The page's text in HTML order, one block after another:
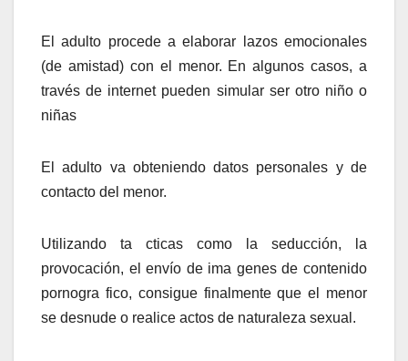
El adulto procede a elaborar lazos emocionales
(de amistad) con el menor. En algunos casos, a
través de internet pueden simular ser otro niño o
niñas
El adulto va obteniendo datos personales y de
contacto del menor.
Utilizando ta cticas como la seducción, la
provocación, el envío de ima genes de contenido
pornogra fico, consigue finalmente que el menor
se desnude o realice actos de naturaleza sexual.